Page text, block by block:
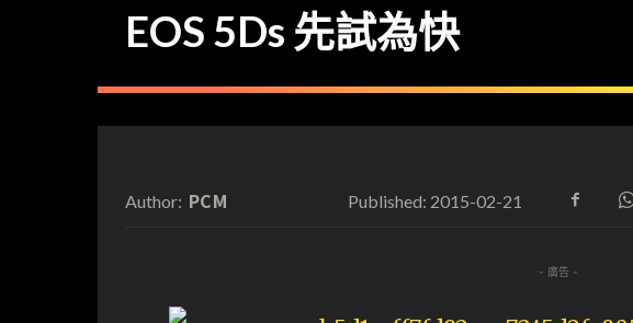
EOS 5Ds 先試為快
Author: PCM Published: 2015-02-21
- 廣告 -